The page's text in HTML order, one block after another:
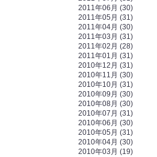
2011年06月 (30)
2011年05月 (31)
2011年04月 (30)
2011年03月 (31)
2011年02月 (28)
2011年01月 (31)
2010年12月 (31)
2010年11月 (30)
2010年10月 (31)
2010年09月 (30)
2010年08月 (30)
2010年07月 (31)
2010年06月 (30)
2010年05月 (31)
2010年04月 (30)
2010年03月 (19)